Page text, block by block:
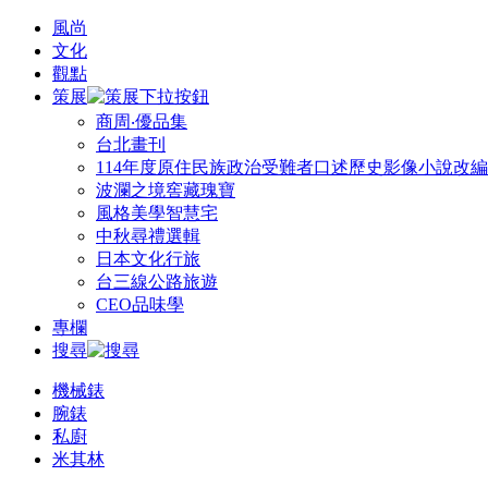
風尚
文化
觀點
策展
商周‧優品集
台北畫刊
114年度原住民族政治受難者口述歷史影像小說改
波瀾之境窖藏瑰寶
風格美學智慧宅
中秋尋禮選輯
日本文化行旅
台三線公路旅遊
CEO品味學
專欄
搜尋
機械錶
腕錶
私廚
米其林